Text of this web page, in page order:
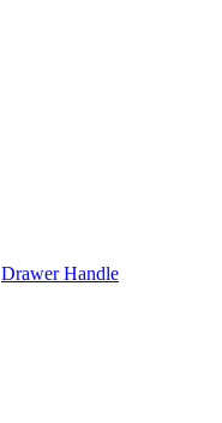
Drawer Handle